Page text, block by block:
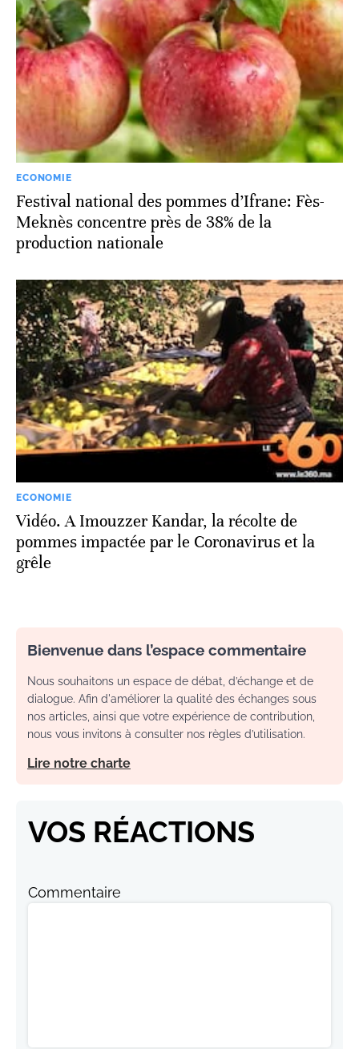
ECONOMIE
Festival national des pommes d’Ifrane: Fès-
Meknès concentre près de 38% de la
production nationale
ECONOMIE
Vidéo. A Imouzzer Kandar, la récolte de
pommes impactée par le Coronavirus et la
grêle
Bienvenue dans l’espace commentaire
Nous souhaitons un espace de débat, d’échange et de
dialogue. Afin d'améliorer la qualité des échanges sous
nos articles, ainsi que votre expérience de contribution,
nous vous invitons à consulter nos règles d’utilisation.
Lire notre charte
VOS RÉACTIONS
Commentaire